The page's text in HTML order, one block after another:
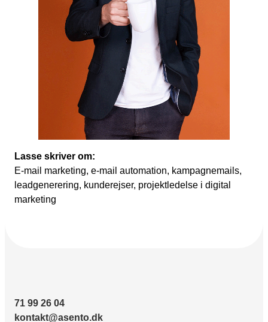
Lasse skriver om:
E-mail marketing, e-mail automation, kampagnemails,
leadgenerering, kunderejser, projektledelse i digital
marketing
71 99 26 04
kontakt@asento.dk